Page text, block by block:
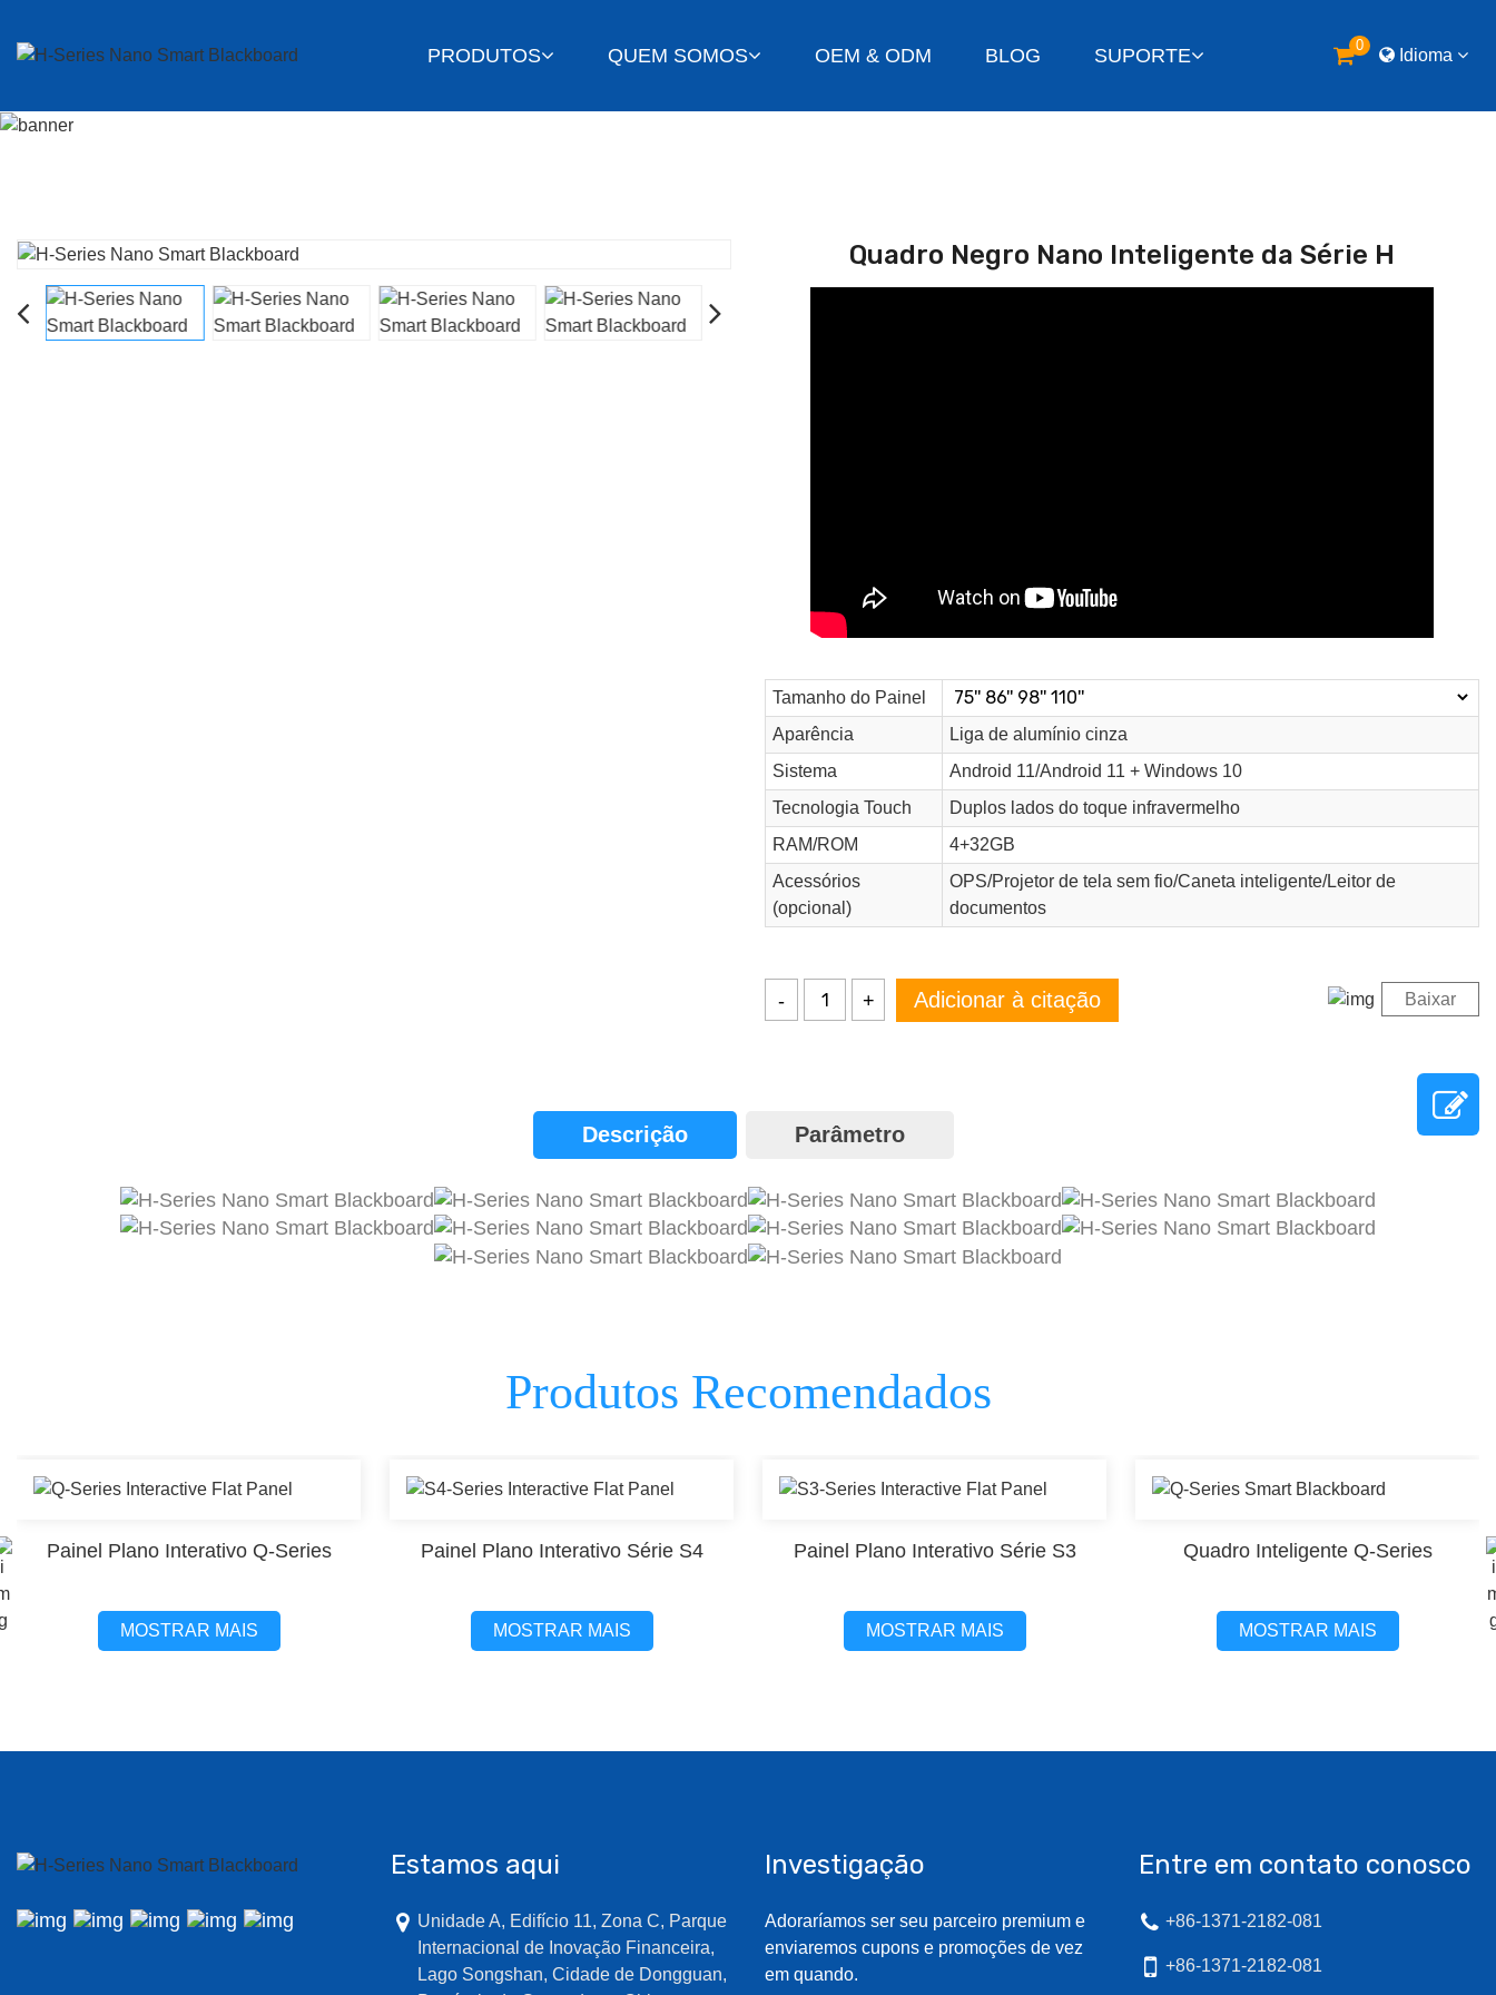
PRODUTOS QUEM SOMOS OEM & ODM BLOG SUPORTE 0
Idioma
Quadro Negro Nano Inteligente da Série H
Tamanho do Painel
Aparência
Liga de alumínio cinza
Sistema
Android 11/Android 11 + Windows 10
Tecnologia Touch
Duplos lados do toque infravermelho
RAM/ROM
4+32GB
Acessórios
(opcional)
OPS/Projetor de tela sem fio/Caneta inteligente/Leitor de
documentos
- + Adicionar à citação Baixar
Descrição Parâmetro
Produtos Recomendados
Painel Plano Interativo Q-Series
MOSTRAR MAIS
Painel Plano Interativo Série S4
MOSTRAR MAIS
Painel Plano Interativo Série S3
MOSTRAR MAIS
Quadro Inteligente Q-Series
MOSTRAR MAIS
Estamos aqui
Unidade A, Edifício 11, Zona C, Parque
Internacional de Inovação Financeira,
Lago Songshan, Cidade de Dongguan,
Investigação
Adoraríamos ser seu parceiro premium e
enviaremos cupons e promoções de vez
em quando.
Entre em contato conosco
+86-1371-2182-081
+86-1371-2182-081